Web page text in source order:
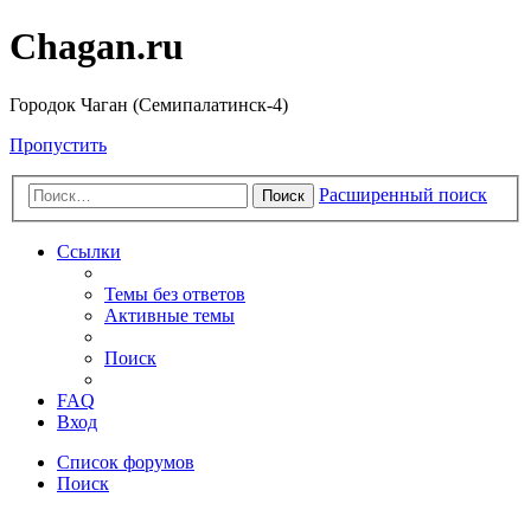
Chagan.ru
Городок Чаган (Семипалатинск-4)
Пропустить
Поиск Расширенный поиск
Ссылки
Темы без ответов
Активные темы
Поиск
FAQ
Вход
Список форумов
Поиск